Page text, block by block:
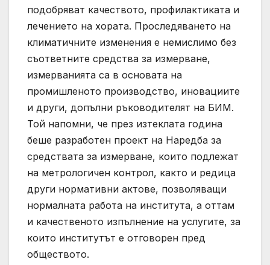
подобряват качеството, профилактиката и
лечението на хората. Проследяването на
климатичните изменения е немислимо без
съответните средства за измерване,
измерванията са в основата на
промишленото производство, иновациите
и други, допълни ръководителят на БИМ.
Той напомни, че през изтеклата година
беше разработен проект на Наредба за
средствата за измерване, които подлежат
на метрологичен контрол, както и редица
други нормативни актове, позволяващи
нормалната работа на института, а оттам
и качественото изпълнение на услугите, за
които институтът е отговорен пред
обществото.